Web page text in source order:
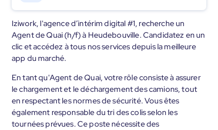
Iziwork, l'agence d’intérim digital #1, recherche un
Agent de Quai (h/f) à Heudebouville. Candidatez en un
clic et accédez à tous nos services depuis la meilleure
app du marché.
En tant qu'Agent de Quai, votre rôle consiste à assurer
le chargement et le déchargement des camions, tout
en respectant les normes de sécurité. Vous êtes
également responsable du tri des colis selon les
tournées prévues. Ce poste nécessite des